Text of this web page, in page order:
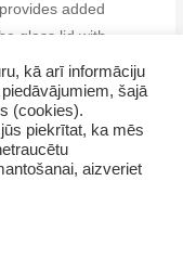
added
glass lid with
Scratches can
kā arī informāciju
šajā
(cookies).
piekrītat, ka mēs
aizveriet